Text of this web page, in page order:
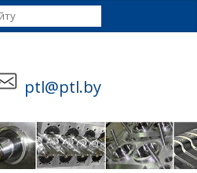
ptl@ptl.by